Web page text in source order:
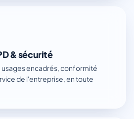
& sécurité
encadrés, conformité
de l'entreprise, en toute